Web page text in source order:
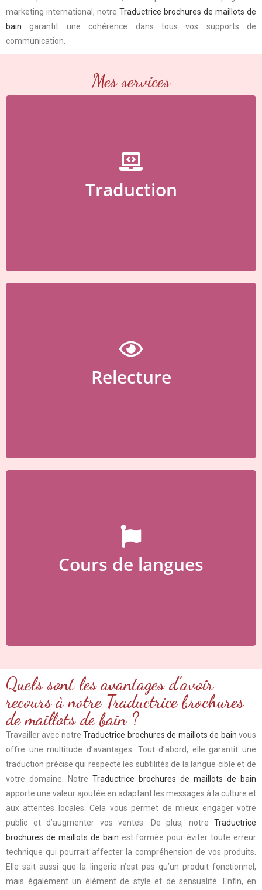
marketing international, notre Traductrice brochures de maillots de
bain garantit une cohérence dans tous vos supports de
communication.
Mes services
Traduction
Besoin d’une traduction ?
Relecture
Relecture de vos documents
Cours de langues
Tentez par un Kaffe / Kuchen ?
Quels sont les avantages d’avoir
recours à notre Traductrice brochures
de maillots de bain ?
Travailler avec notreTraductrice brochures de maillots de bain vous
offre une multitude d’avantages. Tout d’abord, elle garantit une
traduction précise qui respecte les subtilités de la langue cible et de
votre domaine. Notre Traductrice brochures de maillots de bain
apporte une valeur ajoutée en adaptant les messages à la culture et
aux attentes locales. Cela vous permet de mieux engager votre
public et d’augmenter vos ventes. De plus, notre Traductrice
brochures de maillots de bain est formée pour éviter toute erreur
technique qui pourrait affecter la compréhension de vos produits.
Elle sait aussi que la lingerie n’est pas qu’un produit fonctionnel,
mais également un élément de style et de sensualité. Enfin, en